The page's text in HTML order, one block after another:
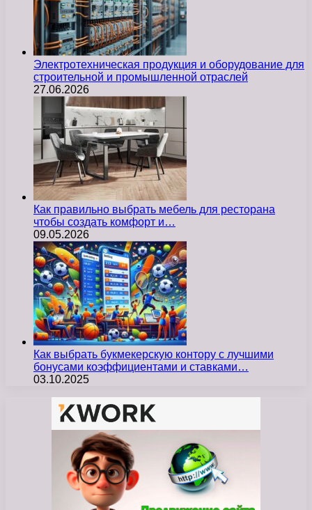
Электротехническая продукция и оборудование для
строительной и промышленной отраслей
27.06.2026
Как правильно выбрать мебель для ресторана
чтобы создать комфорт и…
09.05.2026
Как выбрать букмекерскую контору с лучшими
бонусами коэффициентами и ставками…
03.10.2025